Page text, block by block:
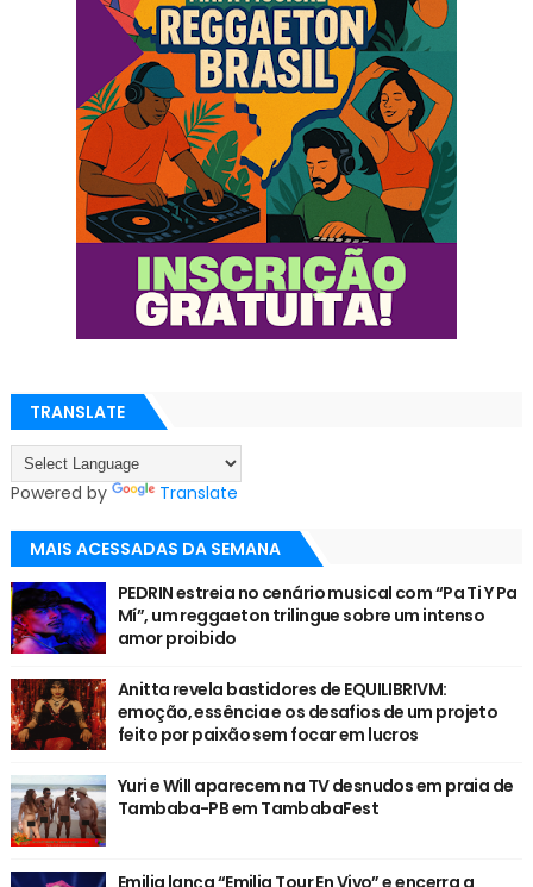
TRANSLATE
Powered by Translate
MAIS ACESSADAS DA SEMANA
PEDRIN estreia no cenário musical com “Pa Ti Y Pa
Mí”, um reggaeton trilingue sobre um intenso
amor proibido
Anitta revela bastidores de EQUILIBRIVM:
emoção, essência e os desafios de um projeto
feito por paixão sem focar em lucros
Yuri e Will aparecem na TV desnudos em praia de
Tambaba-PB em TambabaFest
Emilia lança “Emilia Tour En Vivo” e encerra a